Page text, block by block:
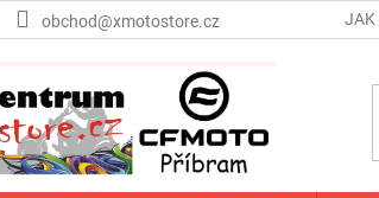
obchod@xmotostore.cz JAK